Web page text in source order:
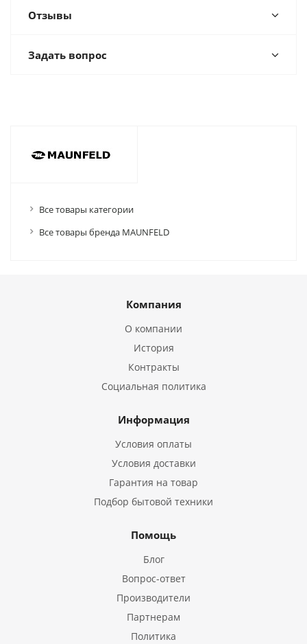
Отзывы
Задать вопрос
Все товары категории
Все товары бренда MAUNFELD
Компания
О компании
История
Контракты
Социальная политика
Информация
Условия оплаты
Условия доставки
Гарантия на товар
Подбор бытовой техники
Помощь
Блог
Вопрос-ответ
Производители
Партнерам
Политика